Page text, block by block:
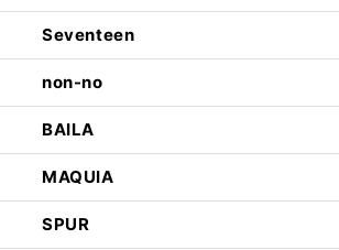
Seventeen
non-no
BAILA
MAQUIA
SPUR